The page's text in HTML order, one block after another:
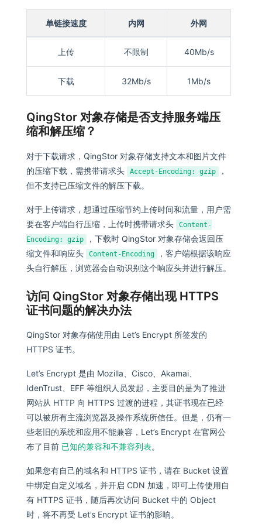
单链接速度 内网 外网
上传 不限制 40Mb/s
下载 32Mb/s 1Mb/s
QingStor 对象存储是否支持服务端压
缩和解压缩？
对于下载请求，QingStor 对象存储支持文本和图片文件
的压缩下载，需携带请求头
Accept-Encoding: gzip
，
但不支持已压缩文件的解压下载。
对于上传请求，想通过压缩节约上传时间和流量，用户需
要在客户端自行压缩，上传时携带请求头
Content-
Encoding: gzip
，下载时 QingStor 对象存储会返回压
缩文件和响应头
Content-Encoding
，客户端根据该响应
头自行解压，浏览器会自动识别这个响应头并进行解压。
访问 QingStor 对象存储出现 HTTPS
证书问题的解决办法
QingStor 对象存储使用由 Let’s Encrypt 所签发的
HTTPS 证书。
Let’s Encrypt 是由 Mozilla、Cisco、Akamai、
IdenTrust、EFF 等组织人员发起，主要目的是为了推进
网站从 HTTP 向 HTTPS 过渡的进程，其证书现在已经
可以被所有主流浏览器及操作系统所信任。但是，仍有一
些老旧的系统和应用不能兼容，Let’s Encrypt 在官网公
布了目前 已知的兼容和不兼容列表。
如果您有自己的域名和 HTTPS 证书，请在 Bucket 设置
中绑定自定义域名，并开启 CDN 加速，即可上传使用自
有 HTTPS 证书，随后再次访问 Bucket 中的 Object
时，将不再受 Let’s Encrypt 证书的影响。